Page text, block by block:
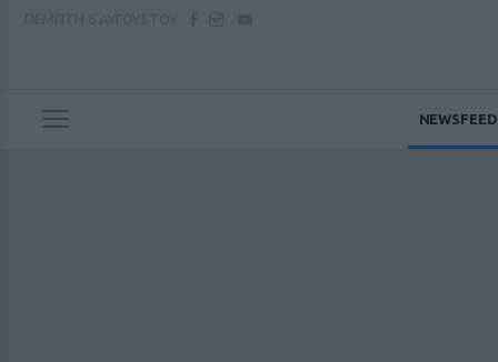
NEWSFEED